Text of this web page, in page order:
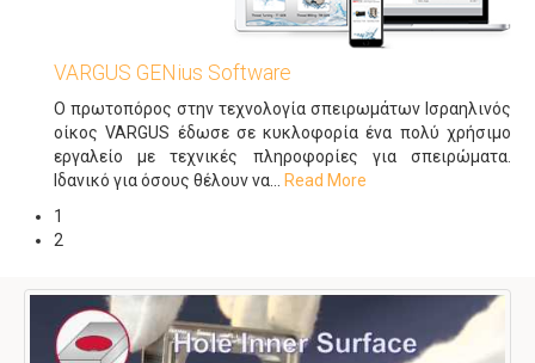
VARGUS GENius Software
Ο πρωτοπόρος στην τεχνολογία σπειρωμάτων Ισραηλινός
οίκος VARGUS έδωσε σε κυκλοφορία ένα πολύ χρήσιμο
εργαλείο με τεχνικές πληροφορίες για σπειρώματα.
Ιδανικό για όσους θέλουν να
Read More
1
2